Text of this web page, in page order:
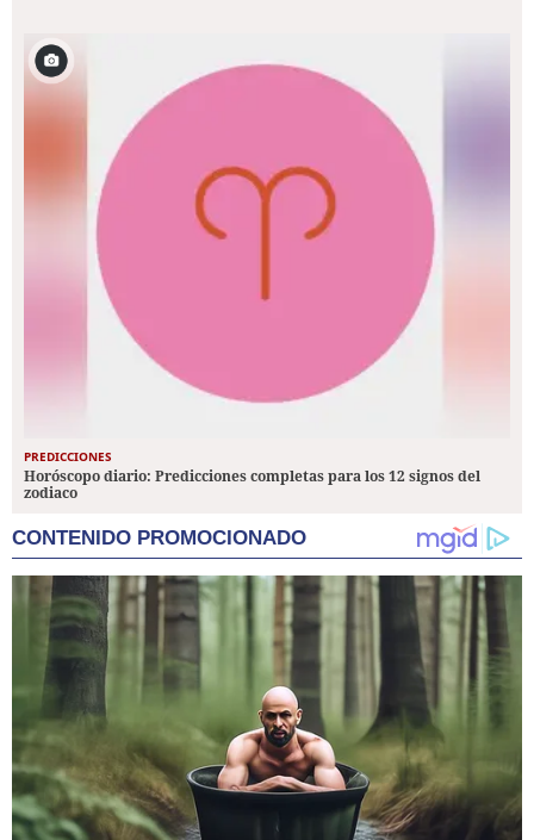
PREDICCIONES
Horóscopo diario: Predicciones completas para los 12 signos del
zodiaco
CONTENIDO PROMOCIONADO